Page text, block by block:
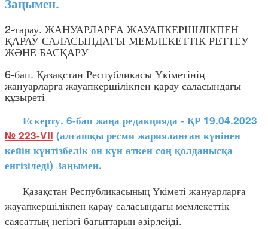
2-тарау. ЖАНУАРЛАРҒА ЖАУАПКЕРШІЛІКПЕН
ҚАРАУ САЛАСЫНДАҒЫ МЕМЛЕКЕТТІК РЕТТЕУ
ЖӘНЕ БАСҚАРУ
6-бап. Қазақстан Республикасы Үкіметінің
жануарларға жауапкершілікпен қарау саласындағы
құзыреті
Ескерту. 6-бап жаңа редакцияда - ҚР 19.04.2023
№ 223-VII (алғашқы ресми жарияланған күнінен
кейін күнтізбелік он күн өткен соң қолданысқа
енгізіледі) Заңымен.
Қазақстан Республикасының Үкіметі жануарларға
жауапкершілікпен қарау саласындағы мемлекеттік
саясаттың негізгі бағыттарын әзірлейді.